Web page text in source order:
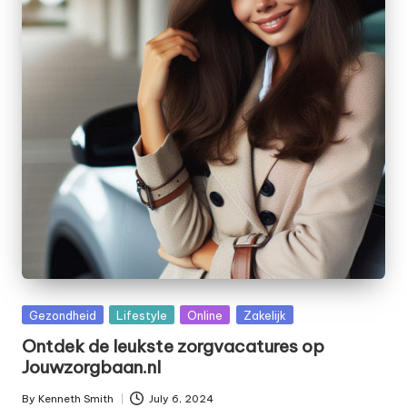
Posted
Gezondheid Lifestyle Online Zakelijk
Ontdek de leukste zorgvacatures op
Jouwzorgbaan.nl
Posted
By Kenneth Smith July 6, 2024